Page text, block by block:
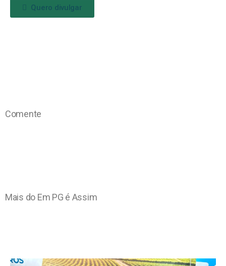
Quero divulgar
Comente
Mais do Em PG é Assim